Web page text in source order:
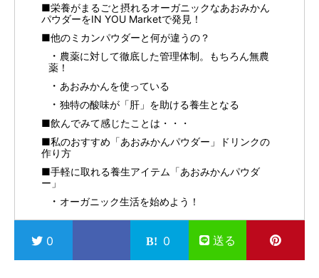
■栄養がまるごと摂れるオーガニックなあおみかん
パウダーをIN YOU Marketで発見！
■他のミカンパウダーと何が違うの？
農薬に対して徹底した管理体制。もちろん無農
薬！
あおみかんを使っている
独特の酸味が「肝」を助ける養生となる
■飲んでみて感じたことは・・・
■私のおすすめ「あおみかんパウダー」ドリンクの
作り方
■手軽に取れる養生アイテム「あおみかんパウダ
ー」
オーガニック生活を始めよう！
0 0 送る